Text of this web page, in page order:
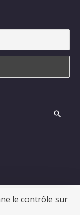
le contrôle sur